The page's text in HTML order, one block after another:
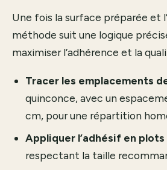
Une fois la surface préparée et
méthode suit une logique
maximiser l’adhérence et la
Tracer les emplacements
quinconce, avec un
cm, pour une répartition
Appliquer l’adhésif en
respectant la taille